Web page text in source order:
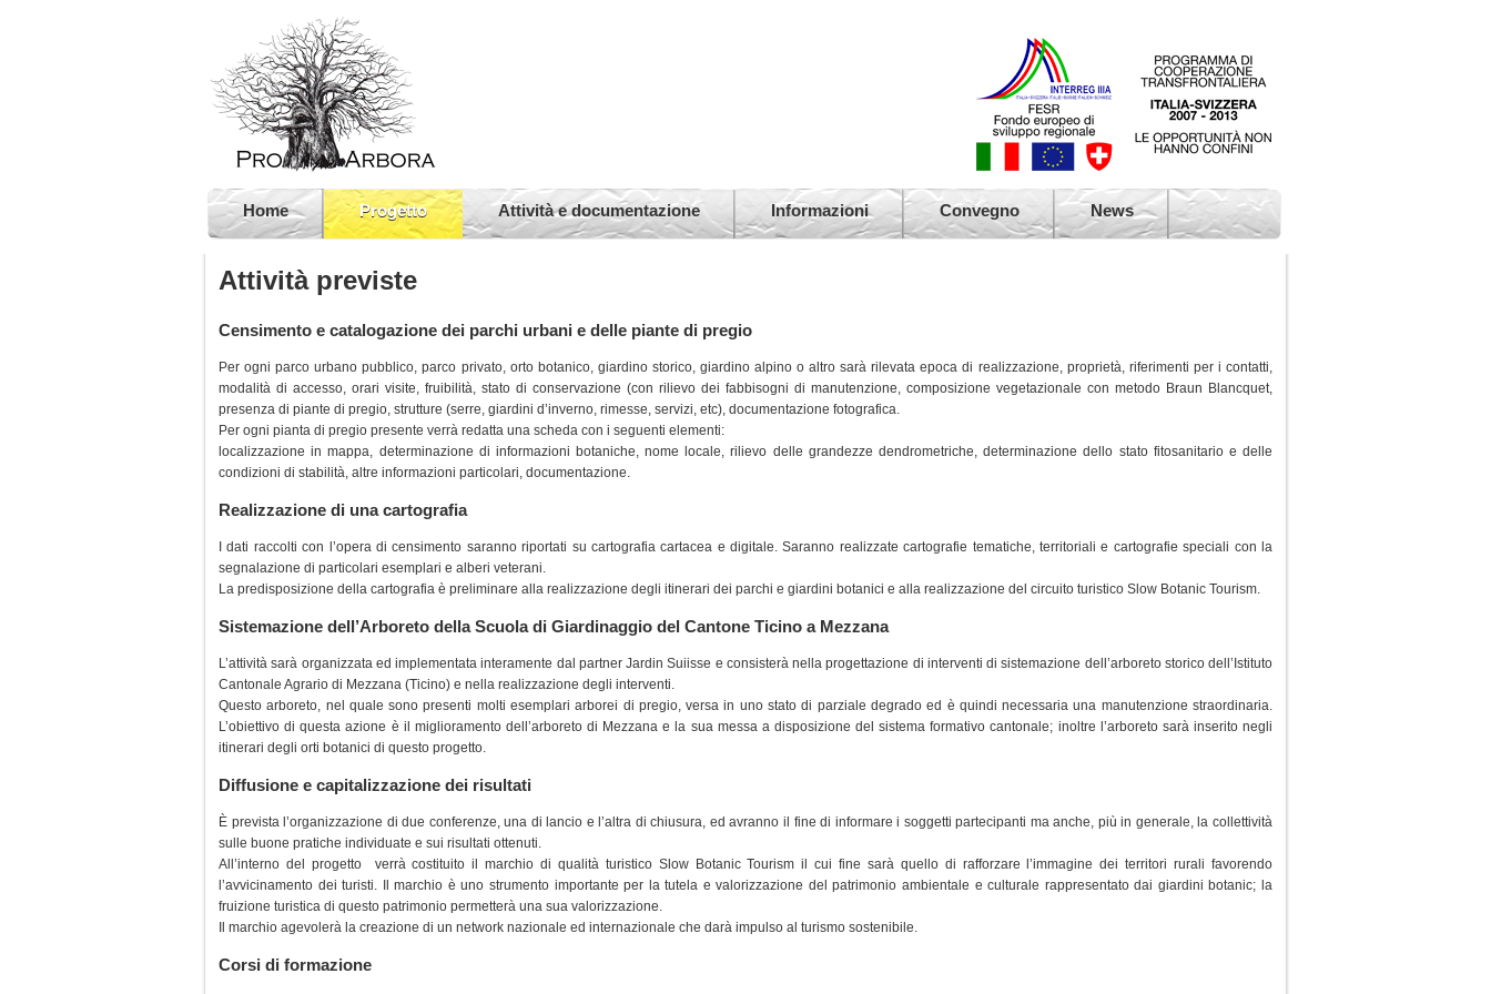
Home Progetto Attività e documentazione Informazioni Convegno News
Attività previste
Censimento e catalogazione dei parchi urbani e delle piante di pregio
Per ogni parco urbano pubblico, parco privato, orto botanico, giardino storico, giardino alpino o altro sarà rilevata epoca di realizzazione, proprietà, riferimenti per i contatti,
modalità di accesso, orari visite, fruibilità, stato di conservazione (con rilievo dei fabbisogni di manutenzione, composizione vegetazionale con metodo Braun Blancquet,
presenza di piante di pregio, strutture (serre, giardini d’inverno, rimesse, servizi, etc), documentazione fotografica.
Per ogni pianta di pregio presente verrà redatta una scheda con i seguenti elementi:
localizzazione in mappa, determinazione di informazioni botaniche, nome locale, rilievo delle grandezze dendrometriche, determinazione dello stato fitosanitario e delle
condizioni di stabilità, altre informazioni particolari, documentazione.
Realizzazione di una cartografia
I dati raccolti con l’opera di censimento saranno riportati su cartografia cartacea e digitale. Saranno realizzate cartografie tematiche, territoriali e cartografie speciali con la
segnalazione di particolari esemplari e alberi veterani.
La predisposizione della cartografia è preliminare alla realizzazione degli itinerari dei parchi e giardini botanici e alla realizzazione del circuito turistico Slow Botanic Tourism.
Sistemazione dell’Arboreto della Scuola di Giardinaggio del Cantone Ticino a Mezzana
L’attività sarà organizzata ed implementata interamente dal partner Jardin Suiisse e consisterà nella progettazione di interventi di sistemazione dell’arboreto storico dell’Istituto
Cantonale Agrario di Mezzana (Ticino) e nella realizzazione degli interventi.
Questo arboreto, nel quale sono presenti molti esemplari arborei di pregio, versa in uno stato di parziale degrado ed è quindi necessaria una manutenzione straordinaria.
L’obiettivo di questa azione è il miglioramento dell’arboreto di Mezzana e la sua messa a disposizione del sistema formativo cantonale; inoltre l’arboreto sarà inserito negli
itinerari degli orti botanici di questo progetto.
Diffusione e capitalizzazione dei risultati
È prevista l’organizzazione di due conferenze, una di lancio e l’altra di chiusura, ed avranno il fine di informare i soggetti partecipanti ma anche, più in generale, la collettività
sulle buone pratiche individuate e sui risultati ottenuti.
All’interno del progetto verrà costituito il marchio di qualità turistico Slow Botanic Tourism il cui fine sarà quello di rafforzare l’immagine dei territori rurali favorendo
l’avvicinamento dei turisti. Il marchio è uno strumento importante per la tutela e valorizzazione del patrimonio ambientale e culturale rappresentato dai giardini botanic; la
fruizione turistica di questo patrimonio permetterà una sua valorizzazione.
Il marchio agevolerà la creazione di un network nazionale ed internazionale che darà impulso al turismo sostenibile.
Corsi di formazione